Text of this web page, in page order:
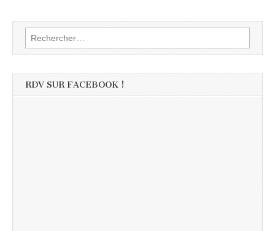
Rechercher :
RDV SUR FACEBOOK !